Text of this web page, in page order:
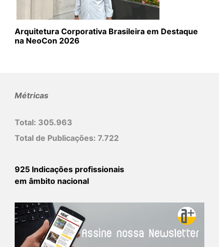
Arquitetura Corporativa Brasileira em Destaque
na NeoCon 2026
Métricas
Total: 305.963
Total de Publicações: 7.722
925 Indicações profissionais
em âmbito nacional